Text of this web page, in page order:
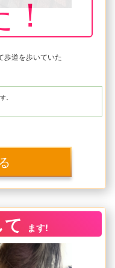
！
歩道を歩いていた
。
ます!